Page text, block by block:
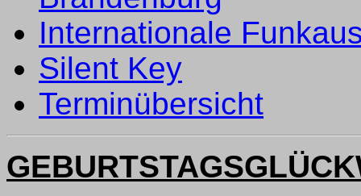
Internationale
Silent Key
Terminübersicht